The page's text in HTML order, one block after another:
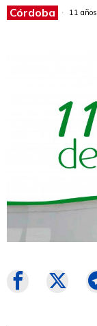
Córdoba 11